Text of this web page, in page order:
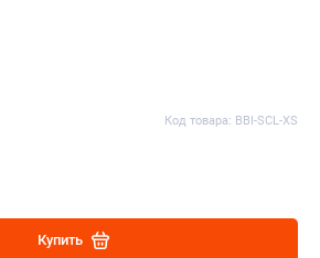
Код товара: BBI-SCL-XS
Купить